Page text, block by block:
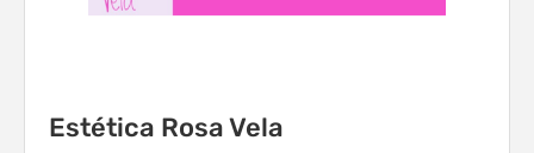
Estética Rosa Vela